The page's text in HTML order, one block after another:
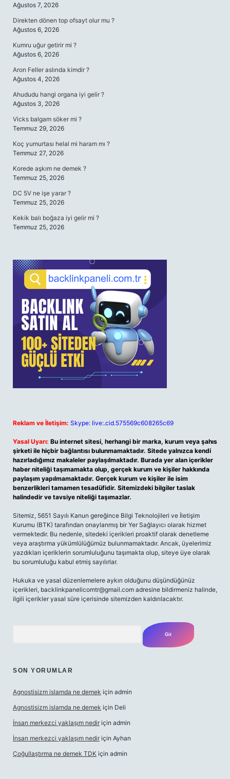
Ağustos 7, 2026
Direkten dönen top ofsayt olur mu ?
Ağustos 6, 2026
Kumru uğur getirir mi ?
Ağustos 6, 2026
Aron Feller aslında kimdir ?
Ağustos 4, 2026
Ahududu hangi organa iyi gelir ?
Ağustos 3, 2026
Vicks balgam söker mi ?
Temmuz 29, 2026
Koç yumurtası helal mi haram mı ?
Temmuz 27, 2026
Korede aşkım ne demek ?
Temmuz 25, 2026
DC 5V ne işe yarar ?
Temmuz 25, 2026
Kekik balı boğaza iyi gelir mi ?
Temmuz 25, 2026
Reklam ve İletişim: Skype: live:.cid.575569c608265c69
Yasal Uyarı: Bu internet sitesi, herhangi bir marka, kurum veya şahıs
şirketi ile hiçbir bağlantısı bulunmamaktadır. Sitede yalnızca kendi
hazırladığımız makaleler paylaşılmaktadır. Burada yer alan içerikler
haber niteliği taşımamakta olup, gerçek kurum ve kişiler hakkında
paylaşım yapılmamaktadır. Gerçek kurum ve kişiler ile isim
benzerlikleri tamamen tesadüfidir. Sitemizdeki bilgiler taslak
halindedir ve tavsiye niteliği taşımazlar.
Sitemiz, 5651 Sayılı Kanun gereğince Bilgi Teknolojileri ve İletişim
Kurumu (BTK) tarafından onaylanmış bir Yer Sağlayıcı olarak hizmet
vermektedir. Bu nedenle, sitedeki içerikleri proaktif olarak denetleme
veya araştırma yükümlülüğümüz bulunmamaktadır. Ancak, üyelerimiz
yazdıkları içeriklerin sorumluluğunu taşımakta olup, siteye üye olarak
bu sorumluluğu kabul etmiş sayılırlar.
Hukuka ve yasal düzenlemelere aykırı olduğunu düşündüğünüz
içerikleri, backlinkpanelicomtr@gmail.com adresine bildirmeniz halinde,
ilgili içerikler yasal süre içerisinde sitemizden kaldırılacaktır.
SON YORUMLAR
Agnostisizm islamda ne demek için admin
Agnostisizm islamda ne demek için Deli
İnsan merkezci yaklaşım nedir için admin
İnsan merkezci yaklaşım nedir için Ayhan
Çoğullaştırma ne demek TDK için admin